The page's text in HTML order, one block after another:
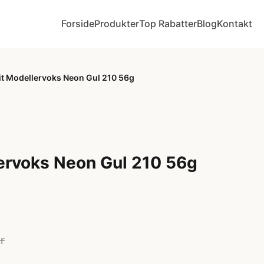
ForsideProdukterTop RabatterBlogKontakt
Modellervoks Neon Gul 210 56g
Neon Gul 210 56g